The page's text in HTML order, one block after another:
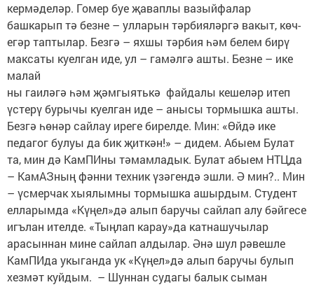
кермәделәр. Гомер буе җаваплы вазыйфалар
башкарып тә безне – улларын тәрбияләргә вакыт, көч-
егәр таптылар. Безгә – яхшы тәрбия һәм белем бирү
максаты куелган иде, ул – гамәлгә ашты. Безне – ике
малай
ны гаиләгә һәм җәмгыятькә файдалы кешеләр итеп
үстерү бурычы куелган иде – анысы тормышка ашты.
Безгә һөнәр сайлау иреге бирелде. Мин: «Өйдә ике
педагог булуы да бик җиткән!» – дидем. Абыем Булат
та, мин дә КамПИны тәмамладык. Булат абыем НТЦда
– КамАЗның фәнни техник үзәгендә эшли. Ә мин?.. Мин
– үсмерчак хыялымны тормышка ашырдым. Студент
елларымда «Күңел»дә алып баручы сайлап алу бәйгесе
игълан ителде. «Тыңлап карау»да катнашучылар
арасыннан мине сайлап алдылар. Әнә шул рәвешле
КамПИда укыганда ук «Күңел»дә алып баручы булып
хезмәт куйдым. – Шуннан судагы балык сыман